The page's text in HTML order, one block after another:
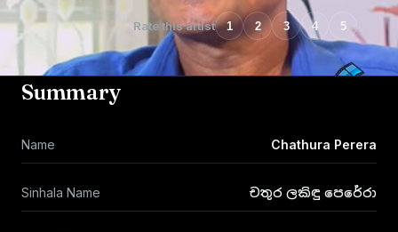
Rate this artist 1 2 3 4 5
Summary
Name Chathura Perera
Sinhala Name චතුර ලකිඳු පෙරේරා